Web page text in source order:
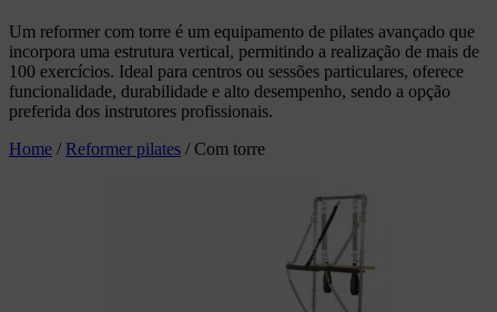
Um reformer com torre é um equipamento de pilates avançado que
incorpora uma estrutura vertical, permitindo a realização de mais de
100 exercícios. Ideal para centros ou sessões particulares, oferece
funcionalidade, durabilidade e alto desempenho, sendo a opção
preferida dos instrutores profissionais.
Home / Reformer pilates / Com torre